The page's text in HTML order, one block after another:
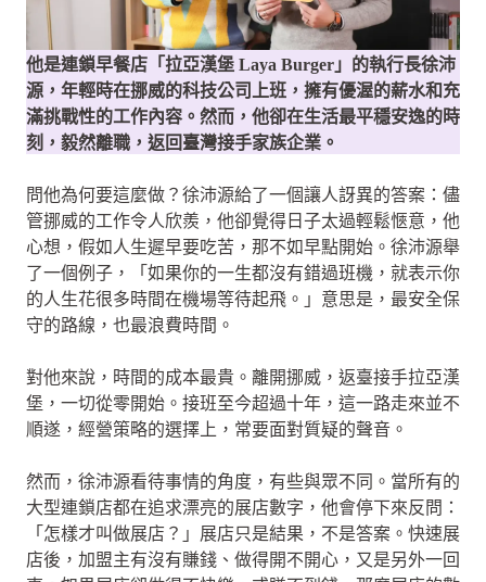
他是連鎖早餐店「拉亞漢堡 Laya Burger」的執行長徐沛
源，年輕時在挪威的科技公司上班，擁有優渥的薪水和充
滿挑戰性的工作內容。然而，他卻在生活最平穩安逸的時
刻，毅然離職，返回臺灣接手家族企業。
問他為何要這麼做？徐沛源給了一個讓人訝異的答案：儘
管挪威的工作令人欣羨，他卻覺得日子太過輕鬆愜意，他
心想，假如人生遲早要吃苦，那不如早點開始。徐沛源舉
了一個例子，「如果你的一生都沒有錯過班機，就表示你
的人生花很多時間在機場等待起飛。」意思是，最安全保
守的路線，也最浪費時間。
對他來說，時間的成本最貴。離開挪威，返臺接手拉亞漢
堡，一切從零開始。接班至今超過十年，這一路走來並不
順遂，經營策略的選擇上，常要面對質疑的聲音。
然而，徐沛源看待事情的角度，有些與眾不同。當所有的
大型連鎖店都在追求漂亮的展店數字，他會停下來反問：
「怎樣才叫做展店？」展店只是結果，不是答案。快速展
店後，加盟主有沒有賺錢、做得開不開心，又是另外一回